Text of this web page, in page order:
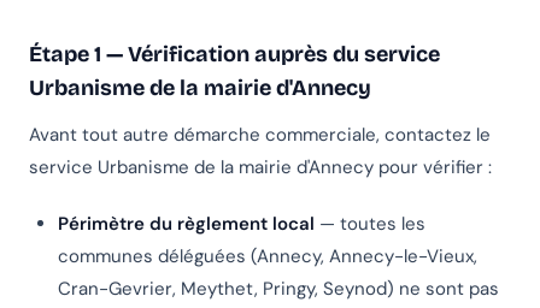
Étape 1 — Vérification auprès du service
Urbanisme de la mairie d'Annecy
Avant tout autre démarche commerciale, contactez le
service Urbanisme de la mairie d'Annecy pour vérifier :
Périmètre du règlement local — toutes les
communes déléguées (Annecy, Annecy-le-Vieux,
Cran-Gevrier, Meythet, Pringy, Seynod) ne sont pas